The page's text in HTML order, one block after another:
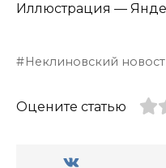
Иллюстрация —
Неклиновский
Оцените статью